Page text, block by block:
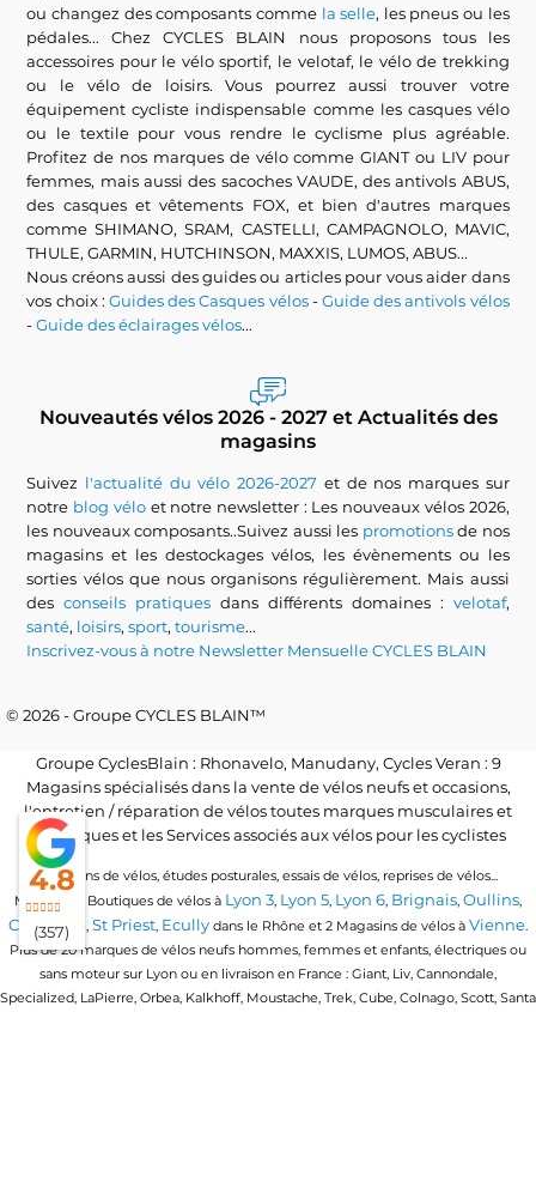
ou changez des composants comme la selle, les pneus ou les
pédales... Chez CYCLES BLAIN nous proposons tous les
accessoires pour le vélo sportif, le velotaf, le vélo de trekking
ou le vélo de loisirs. Vous pourrez aussi trouver votre
équipement cycliste indispensable comme les casques vélo
ou le textile pour vous rendre le cyclisme plus agréable.
Profitez de nos marques de vélo comme GIANT ou LIV pour
femmes, mais aussi des sacoches VAUDE, des antivols ABUS,
des casques et vêtements FOX, et bien d'autres marques
comme SHIMANO, SRAM, CASTELLI, CAMPAGNOLO, MAVIC,
THULE, GARMIN, HUTCHINSON, MAXXIS, LUMOS, ABUS...
Nous créons aussi des guides ou articles pour vous aider dans
vos choix :Guides des Casques vélos-Guide des antivols vélos
-Guide des éclairages vélos...
Nouveautés vélos 2026 - 2027 et Actualités des
magasins
Suivez l'actualité du vélo 2026-2027 et de nos marques sur
notre blog véloet notre newsletter : Les nouveaux vélos 2026,
les nouveaux composants..Suivez aussi les promotionsde nos
magasins et les destockages vélos, les évènements ou les
sorties vélos que nous organisons régulièrement. Mais aussi
desconseils pratiques dans différents domaines : velotaf,
santé, loisirs,sport,tourisme...
Inscrivez-vous à notre Newsletter Mensuelle CYCLES BLAIN
© 2026 - Groupe CYCLES BLAIN™
Groupe CyclesBlain : Rhonavelo, Manudany, Cycles Veran : 9
Magasins spécialisés dans la vente de vélos neufs et occasions,
l'entretien / réparation de vélos toutes marques musculaires et
électriques et les Services associés aux vélos pour les cyclistes
Locations de vélos, études posturales, essais de vélos, reprises de vélos...
Magasins / Boutiques de vélos à Lyon 3, Lyon 5, Lyon 6, Brignais, Oullins,
Craponne, St Priest, Ecully dans le Rhône et 2 Magasins de vélos à Vienne.
Plus de 20 marques de vélos neufs hommes, femmes et enfants, électriques ou
sans moteur sur Lyon ou en livraison en France : Giant, Liv, Cannondale,
Specialized, LaPierre, Orbea, Kalkhoff, Moustache, Trek, Cube, Colnago, Scott, Santa
4.8
(357)